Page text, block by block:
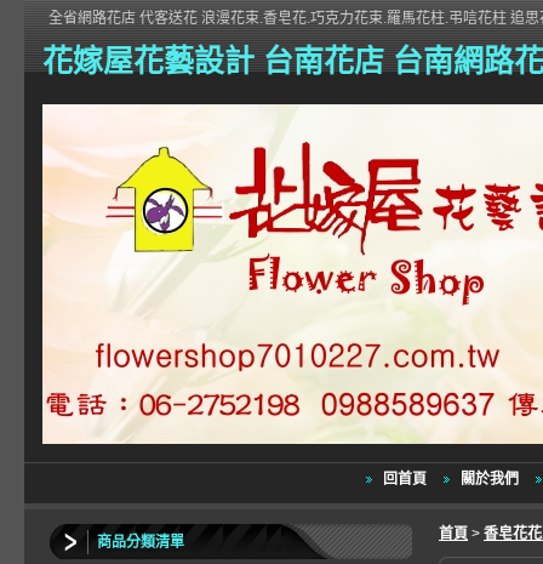
花嫁屋花藝設計 台南花店 台南網路
全省網路花店 代客送花 浪漫花束.香皂花.巧克力花束.羅馬花柱.弔唁花柱 追
回首頁 關於我們
商品分類清單 首頁 > 香皂花